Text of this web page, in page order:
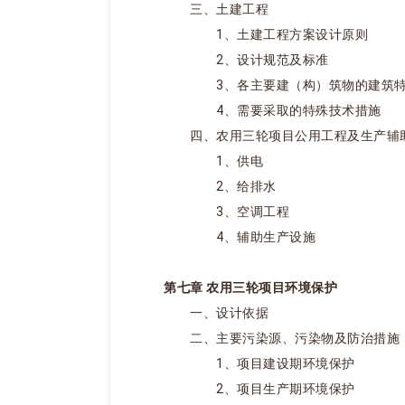
三、土建工程
1、土建工程方案设计原则
2、设计规范及标准
3、各主要建（构）筑物的建筑特
4、需要采取的特殊技术措施
四、农用三轮项目公用工程及生产辅
1、供电
2、给排水
3、空调工程
4、辅助生产设施
第七章 农用三轮项目环境保护
一、设计依据
二、主要污染源、污染物及防治措施
1、项目建设期环境保护
2、项目生产期环境保护